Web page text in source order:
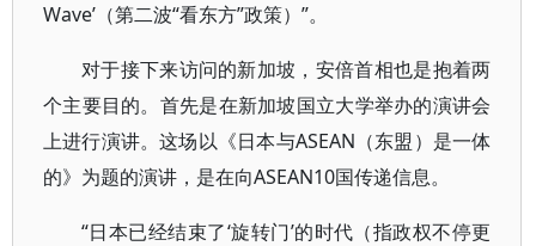
Wave’（第二波“看东方”政策）”。
对于接下来访问的新加坡，安倍首相也是抱着两
个主要目的。首先是在新加坡国立大学举办的演讲会
上进行演讲。这场以《日本与ASEAN（东盟）是一体
的》为题的演讲，是在向ASEAN10国传递信息。
“日本已经结束了‘旋转门’的时代（指政权不停更